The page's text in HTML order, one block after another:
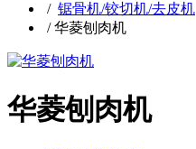
/ 锯骨机/铰切机/去皮机
/华菱刨肉机
华菱刨肉机